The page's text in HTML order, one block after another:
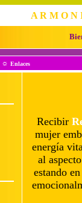
A R M O N
☼ Enlaces
Recibir
mujer
energía
al
estando